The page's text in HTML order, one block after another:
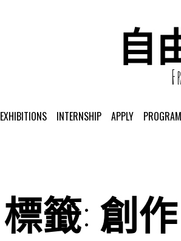
自
EXHIBITIONS INTERNSHIP APPLY
標籤: 創作